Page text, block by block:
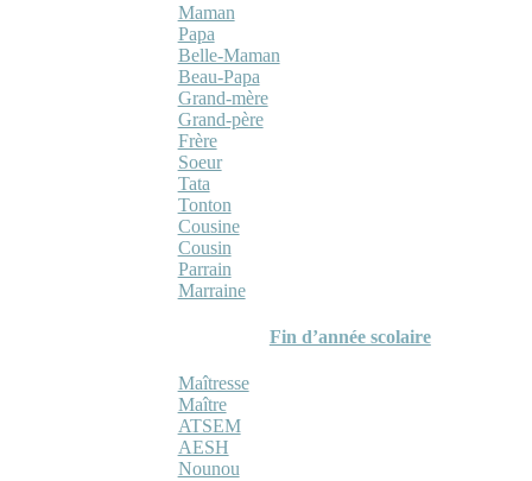
Maman
Papa
Belle-Maman
Beau-Papa
Grand-mère
Grand-père
Frère
Soeur
Tata
Tonton
Cousine
Cousin
Parrain
Marraine
Fin d’année scolaire
Maîtresse
Maître
ATSEM
AESH
Nounou